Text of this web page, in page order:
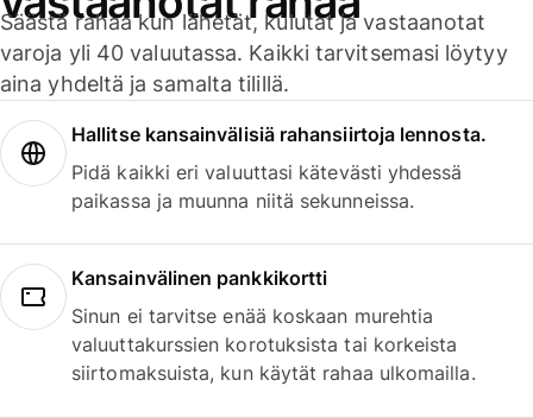
Säästä rahaa kun lähetät, kulutat ja vastaanotat
varoja yli 40 valuutassa. Kaikki tarvitsemasi löytyy
aina yhdeltä ja samalta tilillä.
Hallitse kansainvälisiä rahansiirtoja lennosta.
Pidä kaikki eri valuuttasi kätevästi yhdessä
paikassa ja muunna niitä sekunneissa.
Kansainvälinen pankkikortti
Sinun ei tarvitse enää koskaan murehtia
valuuttakurssien korotuksista tai korkeista
siirtomaksuista, kun käytät rahaa ulkomailla.